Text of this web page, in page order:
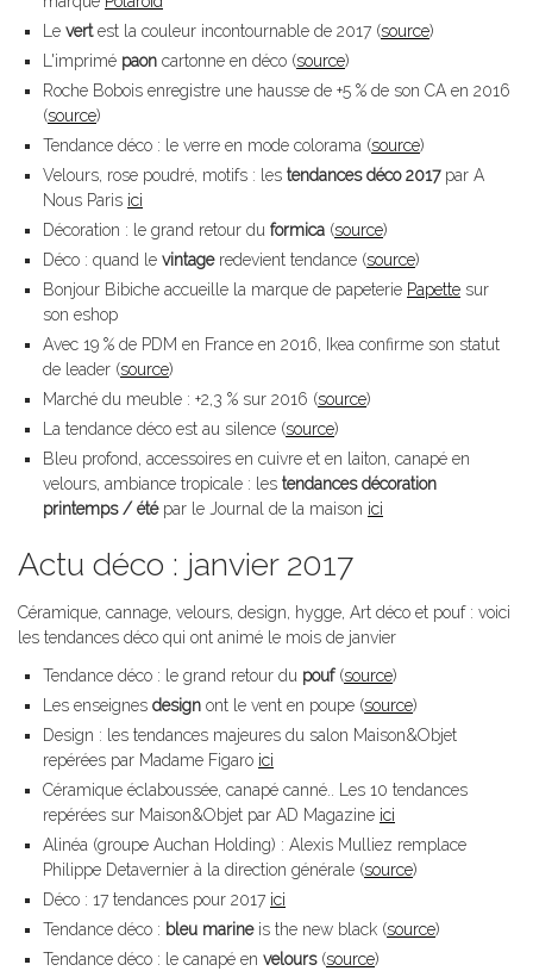
Le vertest la couleur incontournable de 2017 (source)
L'imprimé paon cartonne en déco (source)
Roche Bobois enregistre une hausse de +5 % de son CA en 2016
(source)
Tendance déco : le verre en mode colorama (source)
Velours, rose poudré, motifs : les tendances déco 2017par A
Nous Paris ici
Décoration : le grand retour du formica (source)
Déco : quand le vintageredevient tendance (source)
Bonjour Bibiche accueille la marque de papeterie Papette sur
son eshop
Avec 19 % de PDM en France en 2016, Ikea confirme son statut
de leader (source)
Marché du meuble : +2,3 % sur 2016 (source)
La tendance déco est au silence (source)
Bleu profond, accessoires en cuivre et en laiton, canapé en
velours, ambiance tropicale : les tendances décoration
printemps / étépar le Journal de la maison ici
Actu déco : janvier 2017
Céramique, cannage, velours, design, hygge, Art déco et pouf : voici
les tendances déco qui ont animé le mois de janvier
Tendance déco : le grand retour du pouf(source)
Les enseignes design ont le vent en poupe (source)
Design : les tendances majeures du salon Maison&Objet
repérées par Madame Figaro ici
Céramique éclaboussée, canapé canné.. Les 10 tendances
repérées sur Maison&Objet par AD Magazine ici
Alinéa (groupe Auchan Holding) : Alexis Mulliez remplace
Philippe Detavernier à la direction générale (source)
Déco : 17 tendances pour 2017 ici
Tendance déco : bleu marineis the new black (source)
Tendance déco : le canapé en velours(source)